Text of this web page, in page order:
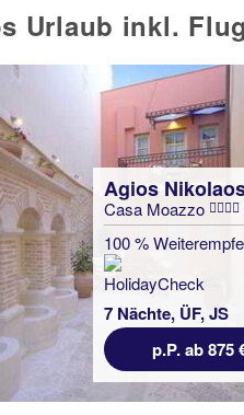
Urlaub inkl.
Agios
Casa Moazzo
100 %
7 Nächte, ÜF, JS
p.P. ab 875